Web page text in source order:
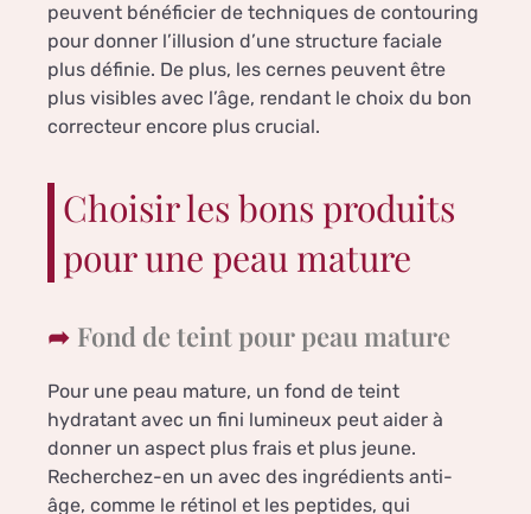
peuvent bénéficier de techniques de contouring
pour donner l’illusion d’une structure faciale
plus définie. De plus, les cernes peuvent être
plus visibles avec l’âge, rendant le choix du bon
correcteur encore plus crucial.
Choisir les bons produits
pour une peau mature
Fond de teint pour peau mature
Pour une peau mature, un fond de teint
hydratant avec un fini lumineux peut aider à
donner un aspect plus frais et plus jeune.
Recherchez-en un avec des ingrédients anti-
âge, comme le rétinol et les peptides, qui